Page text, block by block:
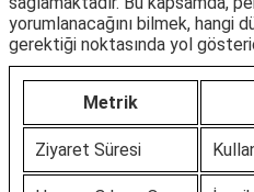
yorumlanacağını bilmek, hangi
gerektiği noktasında yol
Metrik
Ziyaret Süresi